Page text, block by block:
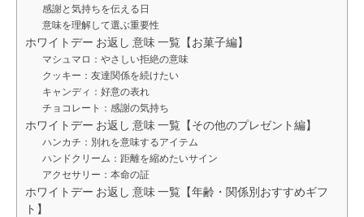
感謝と気持ちを伝える日
意味を理解して選ぶ重要性
ホワイトデー お返し 意味 一覧【お菓子編】
マシュマロ：やさしい拒絶の意味
クッキー：友達関係を続けたい
キャンディ：好意の表れ
チョコレート：感謝の気持ち
ホワイトデー お返し 意味 一覧【その他のプレゼント編】
ハンカチ：別れを意味するアイテム
ハンドクリーム：距離を縮めたいサイン
アクセサリー：本命の証
ホワイトデー お返し 意味 一覧【年齢・関係別おすすめギフ
ト】